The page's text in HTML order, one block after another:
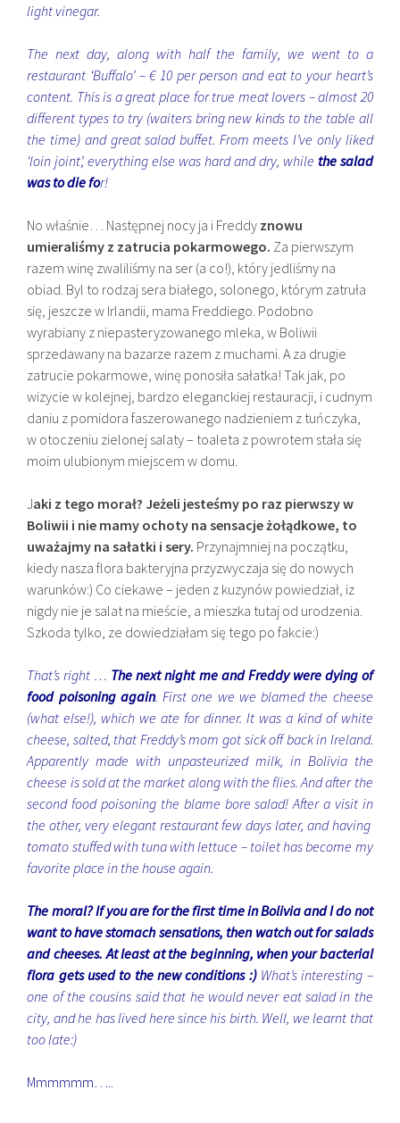
light vinegar.
The next day, along with half the family, we went to a
restaurant ‘Buffalo’ – € 10 per person and eat to your heart’s
content. This is a great place for true meat lovers – almost 20
different types to try (waiters bring new kinds to the table all
the time) and great salad buffet. From meets I’ve only liked
‘loin joint’, everything else was hard and dry, while the salad
was to die for!
No właśnie… Następnej nocy ja i Freddy znowu
umieraliśmy z zatrucia pokarmowego. Za pierwszym
razem winę zwaliliśmy na ser (a co!), który jedliśmy na
obiad. Byl to rodzaj sera białego, solonego, którym zatruła
się, jeszcze w Irlandii, mama Freddiego. Podobno
wyrabiany z niepasteryzowanego mleka, w Boliwii
sprzedawany na bazarze razem z muchami. A za drugie
zatrucie pokarmowe, winę ponosiła sałatka! Tak jak, po
wizycie w kolejnej, bardzo eleganckiej restauracji, i cudnym
daniu z pomidora faszerowanego nadzieniem z tuńczyka,
w otoczeniu zielonej salaty – toaleta z powrotem stała się
moim ulubionym miejscem w domu.
Jaki z tego morał? Jeżeli jesteśmy po raz pierwszy w
Boliwii i nie mamy ochoty na sensacje żołądkowe, to
uważajmy na sałatki i sery. Przynajmniej na początku,
kiedy nasza flora bakteryjna przyzwyczaja się do nowych
warunków:) Co ciekawe – jeden z kuzynów powiedział, iz
nigdy nie je salat na mieście, a mieszka tutaj od urodzenia.
Szkoda tylko, ze dowiedziałam się tego po fakcie:)
That’s right … The next night me and Freddy were dying of
food poisoning again. First one we we blamed the cheese
(what else!), which we ate for dinner. It was a kind of white
cheese, salted, that Freddy’s mom got sick off back in Ireland.
Apparently made with unpasteurized milk, in Bolivia the
cheese is sold at the market along with the flies. And after the
second food poisoning the blame bore salad! After a visit in
the other, very elegant restaurant few days later, and having
tomato stuffed with tuna with lettuce – toilet has become my
favorite place in the house again.
The moral? If you are for the first time in Bolivia and I do not
want to have stomach sensations, then watch out for salads
and cheeses. At least at the beginning, when your bacterial
flora gets used to the new conditions :)What’s interesting –
one of the cousins said that he would never eat salad in the
city, and he has lived here since his birth. Well, we learnt that
too late:)
Mmmmmm…..